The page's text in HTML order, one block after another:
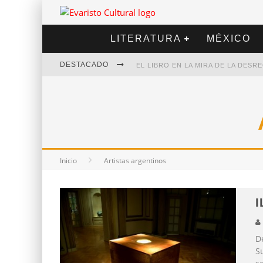
LITERATURA MÉXICO
DESTACADO EL LIBRO EN LA MIRA DE LA
Inicio Artistas argentinos